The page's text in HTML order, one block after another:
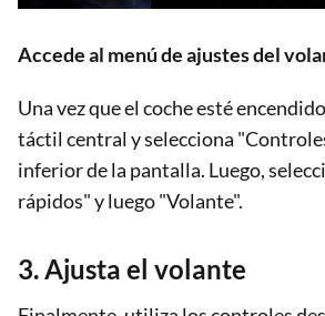
Accede al menú de ajustes del
Una vez que el coche esté
táctil central y selecciona
inferior de la pantalla. Luego,
rápidos" y luego "Volante".
3. Ajusta el volante